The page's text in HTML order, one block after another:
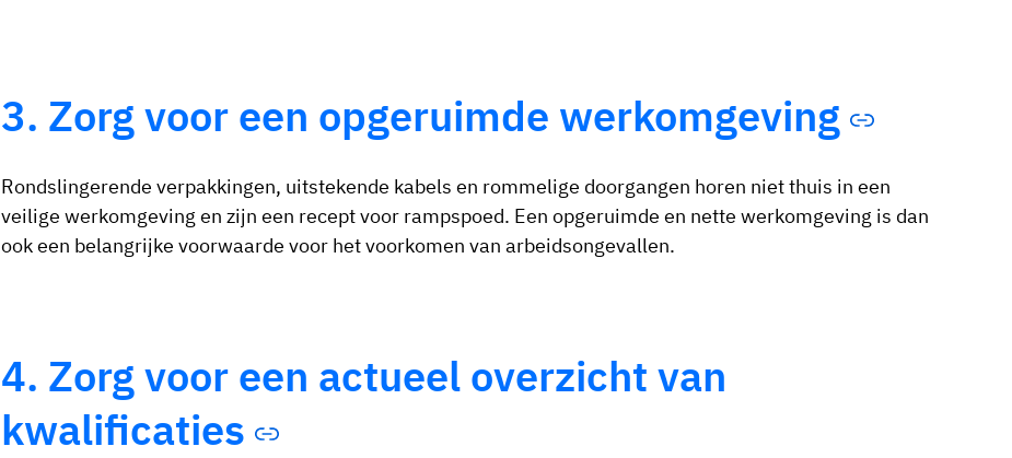
3. Zorg voor een opgeruimde werkomgeving
Rondslingerende verpakkingen, uitstekende kabels en rommelige doorgangen horen niet thuis in een
veilige werkomgeving en zijn een recept voor rampspoed. Een opgeruimde en nette werkomgeving is dan
ook een belangrijke voorwaarde voor het voorkomen van arbeidsongevallen.
4. Zorg voor een actueel overzicht van
kwalificaties